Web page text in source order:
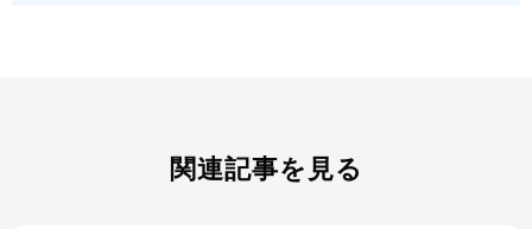
関連記事を見る